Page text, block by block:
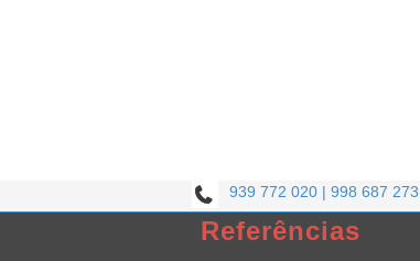
939 772 020 | 998 687 273
Referências